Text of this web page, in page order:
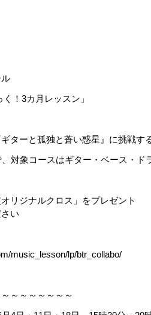
！3カ月レッスン」
ターと孤独と蒼い惑星』に挑戦す
対象コースはギター・ベース・ド
リジナルクロス」をプレゼント
い
music_lesson/lp/btr_collabo/
～～～～～～～